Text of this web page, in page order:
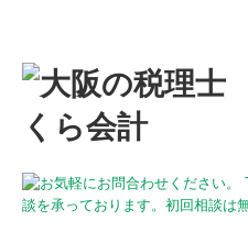
HOME
事務所紹介
法人・個人事業主のお客様